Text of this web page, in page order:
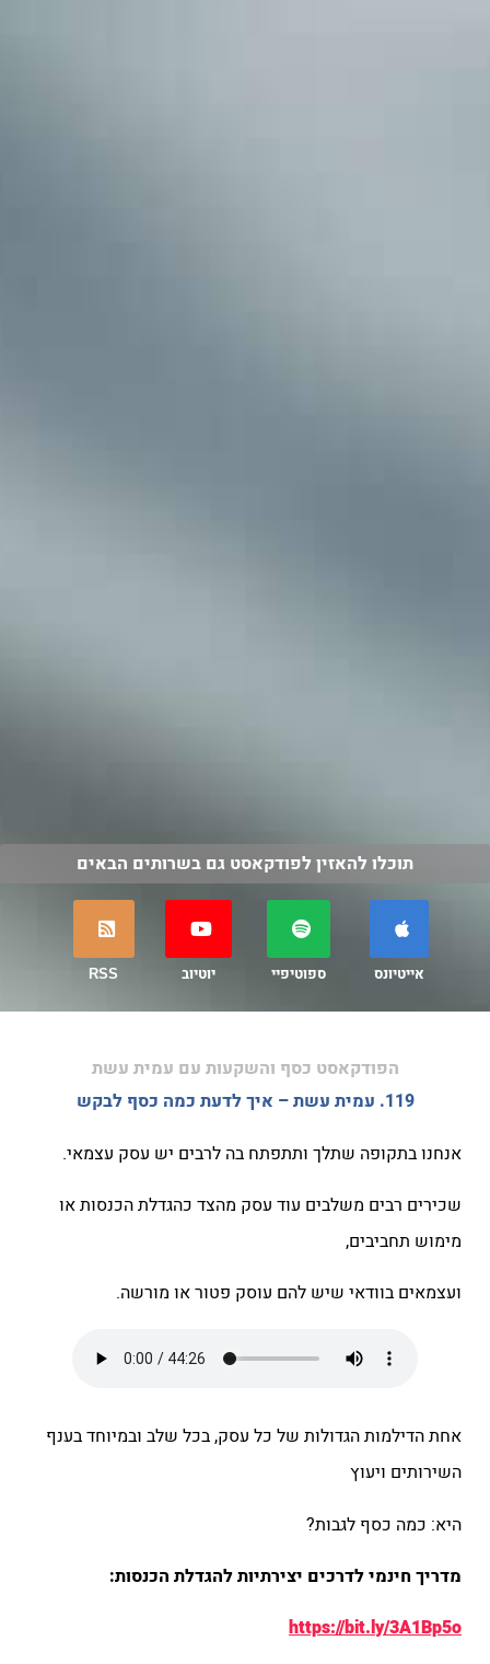
תוכלו להאזין לפודקאסט גם בשרותים הבאים
אייטיונס ספוטיפיי יוטיוב RSS
הפודקאסט כסף והשקעות עם עמית עשת
119. עמית עשת – איך לדעת כמה כסף לבקש
אנחנו בתקופה שתלך ותתפתח בה לרבים יש עסק עצמאי.
שכירים רבים משלבים עוד עסק מהצד כהגדלת הכנסות או
מימוש תחביבים,
ועצמאים בוודאי שיש להם עוסק פטור או מורשה.
אחת הדילמות הגדולות של כל עסק, בכל שלב ובמיוחד בענף
השירותים ויעוץ
היא: כמה כסף לגבות?
מדריך חינמי לדרכים יצירתיות להגדלת הכנסות:
https://bit.ly/3A1Bp5o